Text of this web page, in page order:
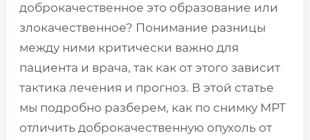
доброкачественное это образование или
злокачественное? Понимание разницы
между ними критически важно для
пациента и врача, так как от этого зависит
тактика лечения и прогноз. В этой статье
мы подробно разберем, как по снимку МРТ
отличить доброкачественную опухоль от